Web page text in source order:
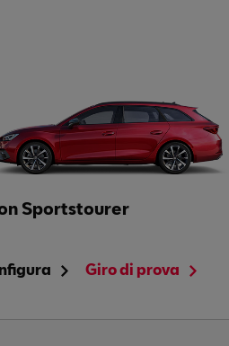
Sportstourer
Giro di prova